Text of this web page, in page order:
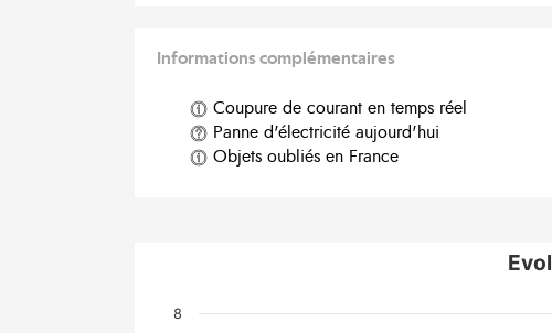
Informations complémentaires
Coupure de courant en temps réel
Panne d'électricité aujourd'hui
Objets oubliés en France
8